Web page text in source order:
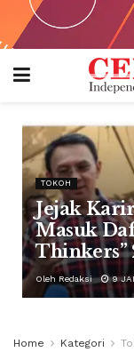
TOKOH
Jejak
Masuk
Thinkers”
Oleh Redaksi 9
Home Kategori